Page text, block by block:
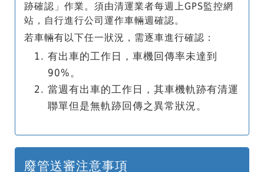
跡確認」作業。須由清運業者每週上GPS監控網
站，自行進行公司運作車輛週確認。
若車輛有以下任一狀況，需逐車進行確認：
有出車的工作日，車機回傳率未達到
90%。
當週有出車的工作日，其車機軌跡有清運
聯單但是無軌跡回傳之異常狀況。
廢管送審注意事項